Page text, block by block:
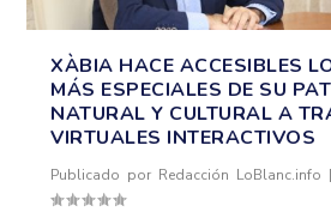
XÀBIA HACE ACCESIBLES
MÁS ESPECIALES DE SU
NATURAL Y CULTURAL A
VIRTUALES INTERACTIVOS
Publicado por Redacción LoBlanc.info |